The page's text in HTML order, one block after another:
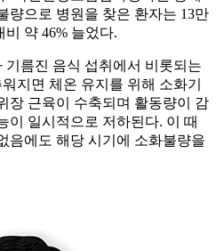
량으로 병원을 찾은 환자는 13만
비 약 46% 늘었다.
름진 음식 섭취에서 비롯되는
지면 체온 유지를 위해 소화기
장 근육이 수축되며 활동량이 감
이 일시적으로 저하된다. 이 때
음에도 해당 시기에 소화불량을